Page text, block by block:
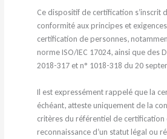
Ce dispositif de certification s’inscrit
conformité aux principes et
certification de personnes,
norme ISO/IEC 17024, ainsi que des
2018-317 et n° 1018-318 du 20
Il est expressément rappelé que la
échéant, atteste uniquement de la
critères du référentiel de
reconnaissance d’un statut légal ou